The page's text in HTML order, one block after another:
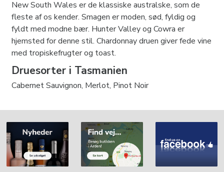
New South Wales er de klassiske australske, som de
fleste af os kender. Smagen er moden, sød, fyldig og
fyldt med modne bær. Hunter Valley og Cowra er
hjemsted for denne stil. Chardonnay druen giver fede vine
med tropiskefrugter og toast.
Druesorter i Tasmanien
Cabernet Sauvignon, Merlot, Pinot Noir